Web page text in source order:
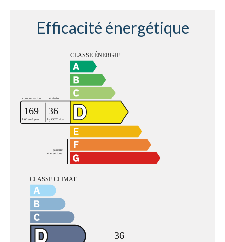
Efficacité énergétique